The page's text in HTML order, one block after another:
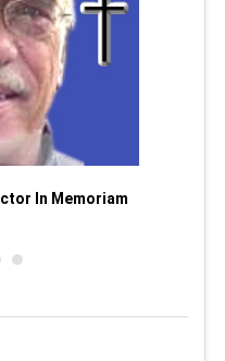
In Memoriam